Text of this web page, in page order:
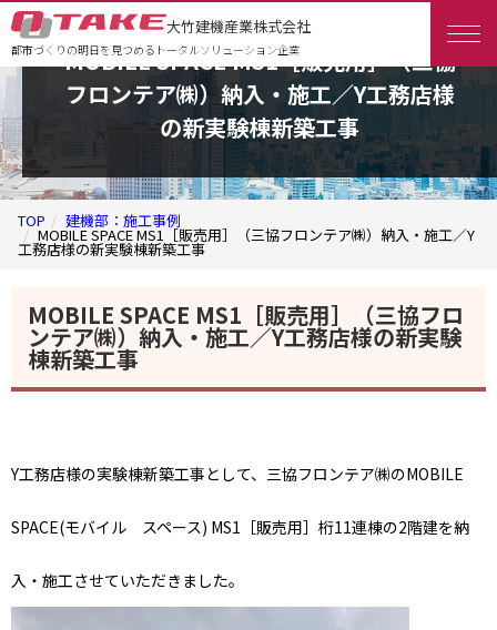
大竹建機産業株式会社
都市づくりの明日を見つめるトータルソリューション企業
MOBILE SPACE MS1［販売用］（三協
フロンテア㈱）納入・施工／Y工務店様
の新実験棟新築工事
TOP 建機部：施工事例
MOBILE SPACE MS1［販売用］（三協フロンテア㈱）納入・施工／Y
工務店様の新実験棟新築工事
MOBILE SPACE MS1［販売用］（三協フロ
ンテア㈱）納入・施工／Y工務店様の新実験
棟新築工事
Y工務店様の実験棟新築工事として、三協フロンテア㈱のMOBILE
SPACE(モバイル スペース) MS1［販売用］桁11連棟の2階建を納
入・施工させていただきました。